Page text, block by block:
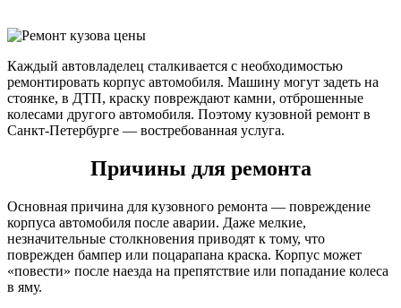
Каждый автовладелец сталкивается с необходимостью
ремонтировать корпус автомобиля. Машину могут задеть на
стоянке, в ДТП, краску повреждают камни, отброшенные
колесами другого автомобиля. Поэтому кузовной ремонт в
Санкт-Петербурге — востребованная услуга.
Причины для ремонта
Основная причина для кузовного ремонта — повреждение
корпуса автомобиля после аварии. Даже мелкие,
незначительные столкновения приводят к тому, что
поврежден бампер или поцарапана краска. Корпус может
«повести» после наезда на препятствие или попадание колеса
в яму.